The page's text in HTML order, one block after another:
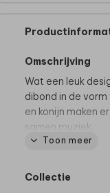
Omschrijving
Wat een leuk
dibond in de
en konijn maken
samen muziek.
van 23 x 20 cm.
Toon meer
Collectie